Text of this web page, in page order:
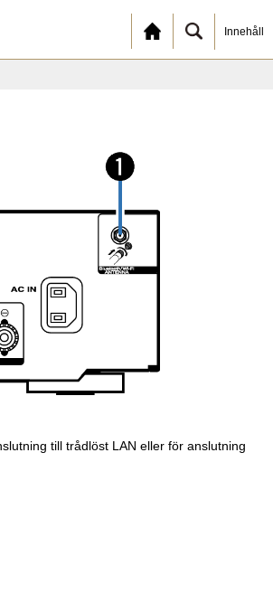
Innehåll
till trådlöst LAN eller för anslutning